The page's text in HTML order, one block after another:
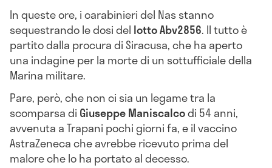
In queste ore, icarabinieri del Nas stanno
sequestrando le dosi del lotto Abv2856. Il tutto è
partito dalla procura di Siracusa, che ha aperto
una indagine per la morte di un sottufficiale della
Marina militare.
Pare, però, che non ci sia un legame tra la
scomparsa di Giuseppe Maniscalcodi 54 anni,
avvenuta a Trapani pochi giorni fa, e il vaccino
AstraZeneca che avrebbe ricevuto prima del
malore che lo ha portato al decesso.